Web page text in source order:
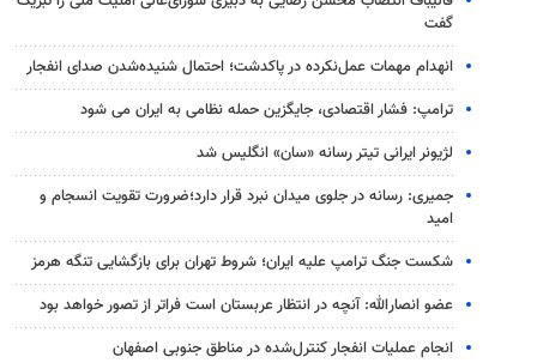
گفت
انهدام مهمات عمل‌نکرده در پاکدشت؛ احتمال شنیده‌شدن صدای انفجار
ترامپ: فشار اقتصادی، جایگزین حمله نظامی به ایران می شود
لژیونر ایرانی تیتر رسانه «سان» انگلیس شد
جمیری: رسانه‌ در جلوی میدان نبرد قرار دارد؛ضرورت تقویت انسجام و
امید
شکست جنگ ترامپ علیه ایران؛ شروط تهران برای بازگشایی تنگه هرمز
عضو انصارالله: آنچه در انتظار عربستان است فراتر از تصور خواهد بود
انجام عملیات انفجار کنترل‌شده در مناطق جنوبی اصفهان